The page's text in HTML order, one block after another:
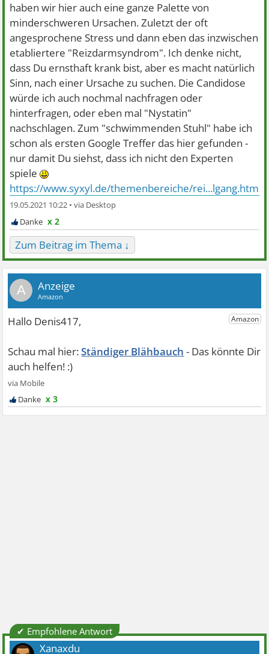
haben wir hier auch eine ganze Palette von
minderschweren Ursachen. Zuletzt der oft
angesprochene Stress und dann eben das inzwischen
etabliertere "Reizdarmsyndrom". Ich denke nicht,
dass Du ernsthaft krank bist, aber es macht natürlich
Sinn, nach einer Ursache zu suchen. Die Candidose
würde ich auch nochmal nachfragen oder
hinterfragen, oder eben mal "Nystatin"
nachschlagen. Zum "schwimmenden Stuhl" habe ich
schon als ersten Google Treffer das hier gefunden -
nur damit Du siehst, dass ich nicht den Experten
spiele
https://www.syxyl.de/themenbereiche/rei...lgang.html
19.05.2021 10:22 •
x 2
Zum Beitrag im Thema ↓
A
Ständiger Blähbauch
x 3
✔ Empfohlene Antwort
Xanaxdu